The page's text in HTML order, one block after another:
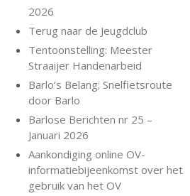
2026
Terug naar de Jeugdclub
Tentoonstelling: Meester
Straaijer Handenarbeid
Barlo’s Belang; Snelfietsroute
door Barlo
Barlose Berichten nr 25 –
Januari 2026
Aankondiging online OV-
informatiebijeenkomst over het
gebruik van het OV